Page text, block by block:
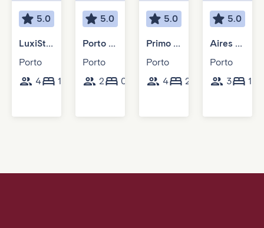
5.0
LuxiStay Batalha - Exclusive Loft
Porto
4
1
85
5.0
Porto D'Alma - Stª Catarina 2D
Porto
2
0
25
5.0
Primo rifugio a Porto
Porto
4
2 2
80
5.0
Aires Prime - H
Porto
3
1